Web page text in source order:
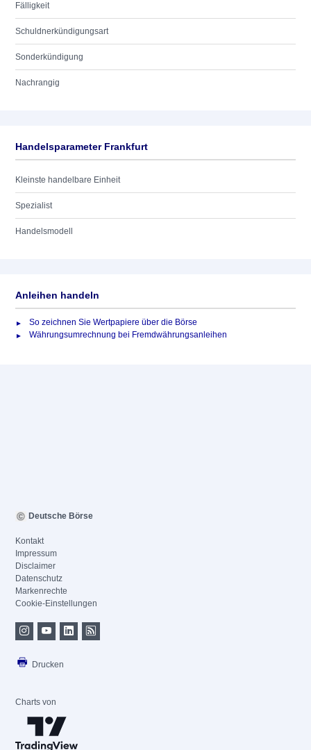
Fälligkeit
Schuldnerkündigungsart
Sonderkündigung
Nachrangig
Handelsparameter Frankfurt
Kleinste handelbare Einheit
Spezialist
Handelsmodell
Anleihen handeln
So zeichnen Sie Wertpapiere über die Börse
Währungsumrechnung bei Fremdwährungsanleihen
Deutsche Börse
Kontakt
Impressum
Disclaimer
Datenschutz
Markenrechte
Cookie-Einstellungen
Drucken
Charts von